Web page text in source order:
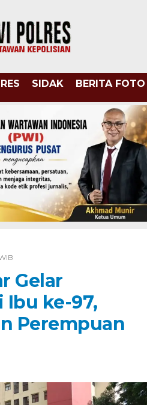
SIDAK BERITA FOTO
Gelar
Ibu ke-97,
Perempuan